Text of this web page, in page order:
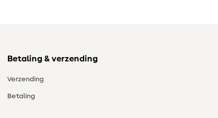
Betaling & verzending
Verzending
Betaling